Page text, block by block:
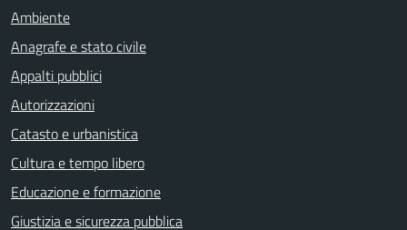
Ambiente
Anagrafe e stato civile
Appalti pubblici
Autorizzazioni
Catasto e urbanistica
Cultura e tempo libero
Educazione e formazione
Giustizia e sicurezza pubblica